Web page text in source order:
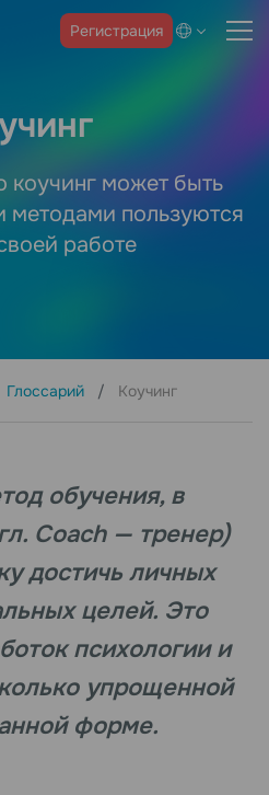
Регистрация
коучинг может быть
методами пользуются
работе
Глоссарий Коучинг
обучения, в
Coach — тренер)
достичь личных
целей. Это
психологии и
упрощенной
форме.